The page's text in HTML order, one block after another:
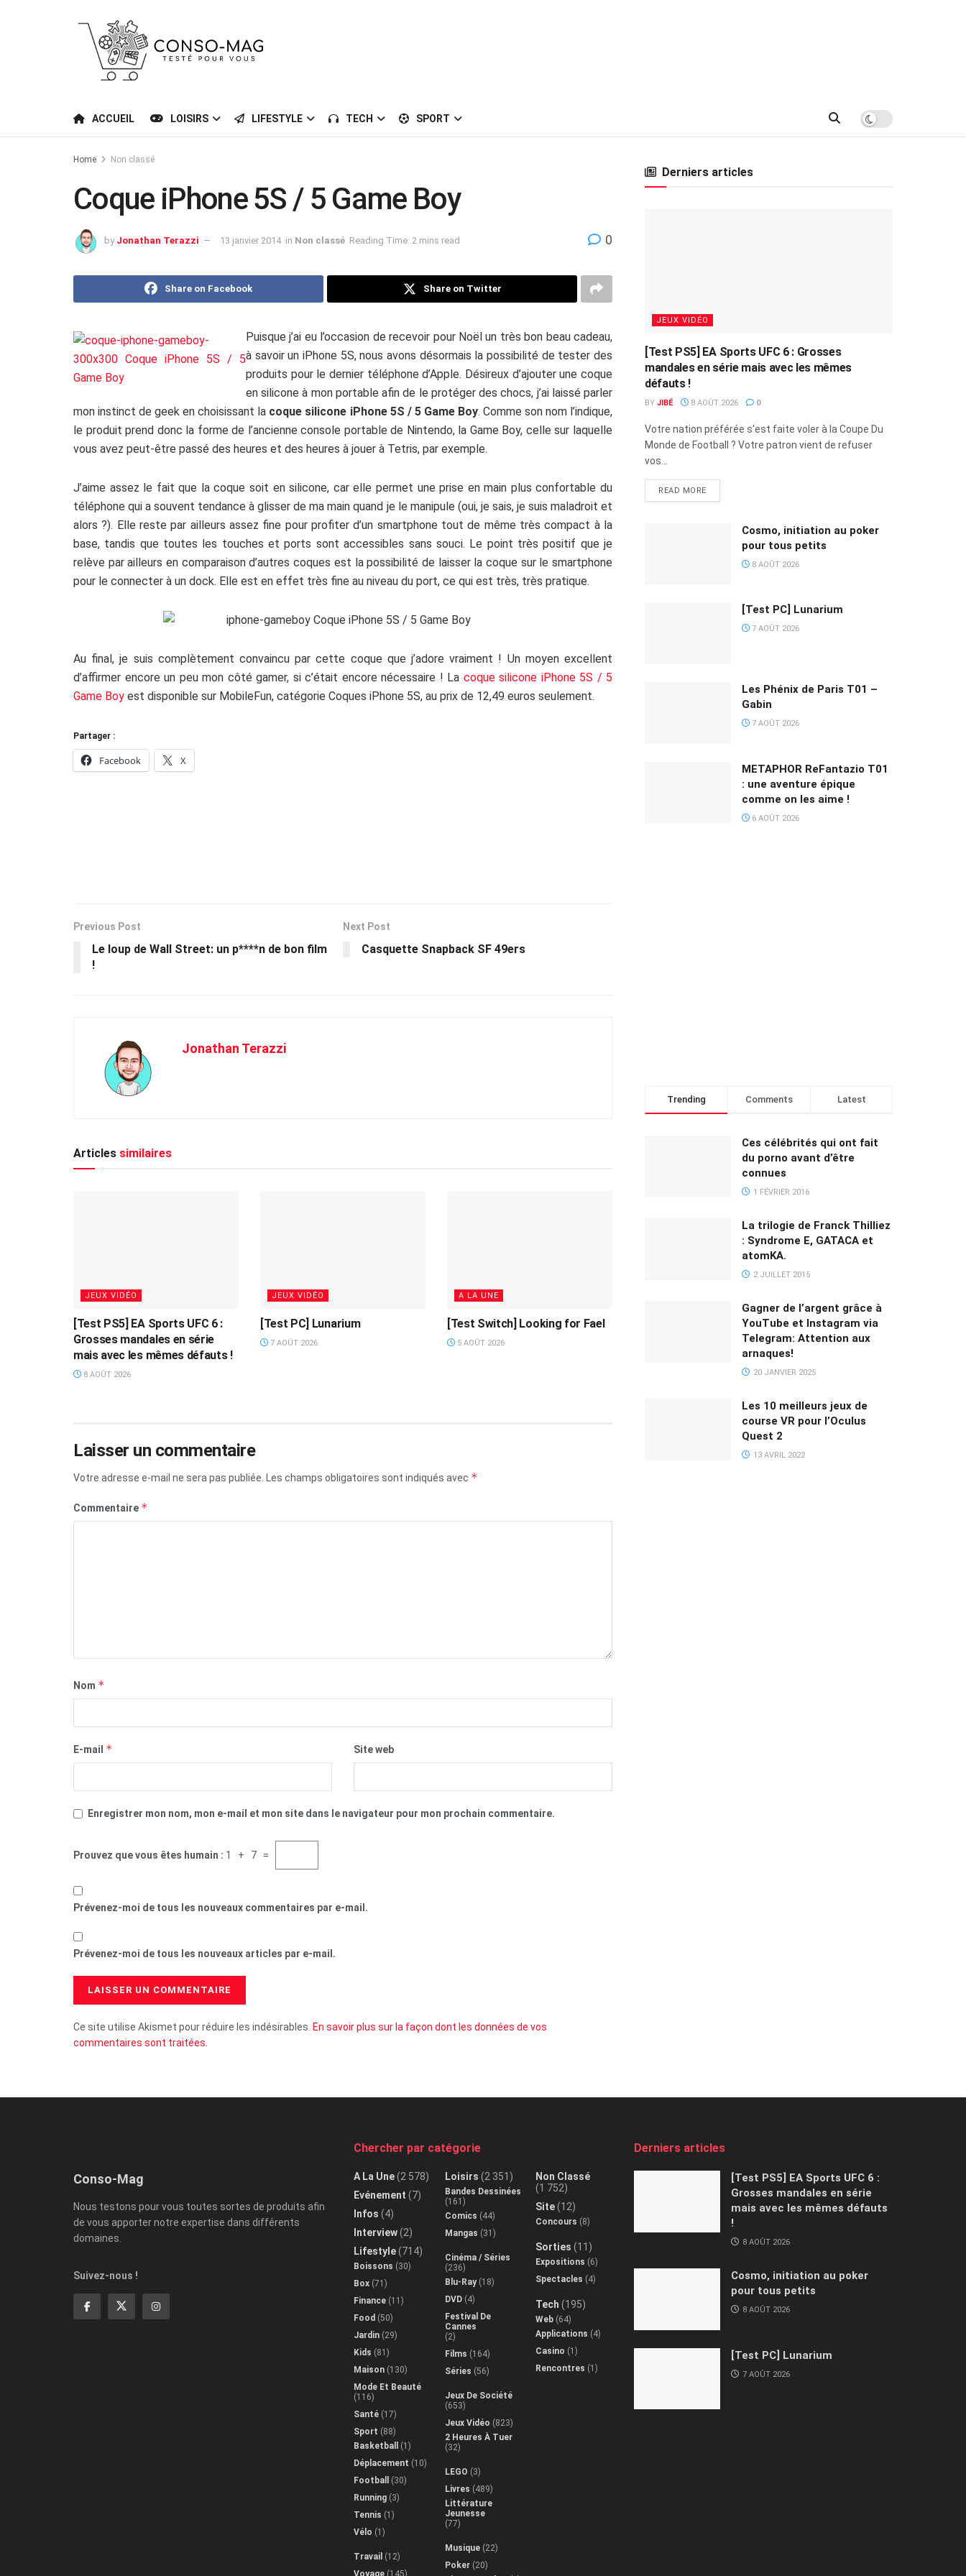
ACCUEIL LOISIRS LIFESTYLE TECH SPORT
Home Non classé
Coque iPhone 5S / 5 Game Boy
by Jonathan Terazzi 13 janvier 2014 in Non classé Reading Time: 2 mins read 0
Share on Facebook Share on Twitter
Puisque j’ai eu l’occasion de recevoir pour Noël un très bon beau cadeau,
à savoir un iPhone 5S, nous avons désormais la possibilité de tester des
produits pour le dernier téléphone d’Apple. Désireux d’ajouter une coque
en silicone à mon portable afin de le protéger des chocs, j’ai laissé parler
mon instinct de geek en choisissant la coque silicone iPhone 5S / 5 Game Boy. Comme son nom l’indique,
le produit prend donc la forme de l’ancienne console portable de Nintendo, la Game Boy, celle sur laquelle
vous avez peut-être passé des heures et des heures à jouer à Tetris, par exemple.
J’aime assez le fait que la coque soit en silicone, car elle permet une prise en main plus confortable du
téléphone qui a souvent tendance à glisser de ma main quand je le manipule (oui, je sais, je suis maladroit et
alors ?). Elle reste par ailleurs assez fine pour profiter d’un smartphone tout de même très compact à la
base, tandis que toutes les touches et ports sont accessibles sans souci. Le point très positif que je
relève par ailleurs en comparaison d’autres coques est la possibilité de laisser la coque sur le smartphone
pour le connecter à un dock. Elle est en effet très fine au niveau du port, ce qui est très, très pratique.
Au final, je suis complètement convaincu par cette coque que j’adore vraiment ! Un moyen excellent
d’affirmer encore un peu mon côté gamer, si c’était encore nécessaire ! La coque silicone iPhone 5S / 5
Game Boy est disponible sur MobileFun, catégorie Coques iPhone 5S, au prix de 12,49 euros seulement.
Partager :
Facebook X
Previous Post
Le loup de Wall Street: un p****n de bon film
!
Next Post
Casquette Snapback SF 49ers
Jonathan Terazzi
Articles similaires
JEUX VIDÉO
[Test PS5] EA Sports UFC 6 :
Grosses mandales en série
mais avec les mêmes défauts !
8 AOÛT 2026
JEUX VIDÉO
[Test PC] Lunarium
7 AOÛT 2026
A LA UNE
[Test Switch] Looking for Fael
5 AOÛT 2026
Laisser un commentaire
Votre adresse e-mail ne sera pas publiée. Les champs obligatoires sont indiqués avec *
Commentaire *
Nom *
E-mail * Site web
Enregistrer mon nom, mon e-mail et mon site dans le navigateur pour mon prochain commentaire.
Prouvez que vous êtes humain : 1 + 7 =
Prévenez-moi de tous les nouveaux commentaires par e-mail.
Prévenez-moi de tous les nouveaux articles par e-mail.
Ce site utilise Akismet pour réduire les indésirables. En savoir plus sur la façon dont les données de vos
commentaires sont traitées.
Derniers articles
JEUX VIDÉO
[Test PS5] EA Sports UFC 6 : Grosses
mandales en série mais avec les mêmes
défauts !
BY JIBÉ 8 AOÛT 2026 0
Votre nation préférée s'est faite voler à la Coupe Du
Monde de Football ? Votre patron vient de refuser
vos...
READ MORE
Cosmo, initiation au poker
pour tous petits
8 AOÛT 2026
[Test PC] Lunarium
7 AOÛT 2026
Les Phénix de Paris T01 –
Gabin
7 AOÛT 2026
METAPHOR ReFantazio T01
: une aventure épique
comme on les aime !
6 AOÛT 2026
Trending Comments Latest
Ces célébrités qui ont fait
du porno avant d’être
connues
1 FÉVRIER 2016
La trilogie de Franck Thilliez
: Syndrome E, GATACA et
atomKA.
2 JUILLET 2015
Gagner de l’argent grâce à
YouTube et Instagram via
Telegram: Attention aux
arnaques!
20 JANVIER 2025
Les 10 meilleurs jeux de
course VR pour l’Oculus
Quest 2
13 AVRIL 2022
Conso-Mag
Nous testons pour vous toutes sortes de produits afin
de vous apporter notre expertise dans différents
domaines.
Suivez-nous !
Chercher par catégorie
A La Une(2 578)
Evénement (7)
Infos (4)
Interview(2)
Lifestyle(714)
Boissons (30)
Box (71)
Finance (11)
Food (50)
Jardin (29)
Kids (81)
Maison (130)
Mode Et Beauté
(116)
Santé (17)
Sport (88)
Basketball
(1)
Déplacement (10)
Football
(30)
Running (3)
Tennis (1)
Vélo (1)
Travail (12)
Voyage (145)
Loisirs (2 351)
Bandes Dessinées
(161)
Comics (44)
Mangas (31)
Cinéma / Séries
(236)
Blu-Ray(18)
DVD(4)
Festival De
Cannes
(2)
Films (164)
Séries (56)
Jeux De Société
(653)
Jeux Vidéo (823)
2 Heures À Tuer
(32)
LEGO (3)
Livres (489)
Littérature
Jeunesse
(77)
Musique(22)
Poker(20)
Non Classé
(1 752)
Site(12)
Concours (8)
Sorties (11)
Expositions (6)
Spectacles (4)
Tech (195)
Web (64)
Applications (4)
Casino (1)
Rencontres (1)
Derniers articles
[Test PS5] EA Sports UFC 6 :
Grosses mandales en série
mais avec les mêmes défauts
!
8 AOÛT 2026
Cosmo, initiation au poker
pour tous petits
8 AOÛT 2026
[Test PC] Lunarium
7 AOÛT 2026